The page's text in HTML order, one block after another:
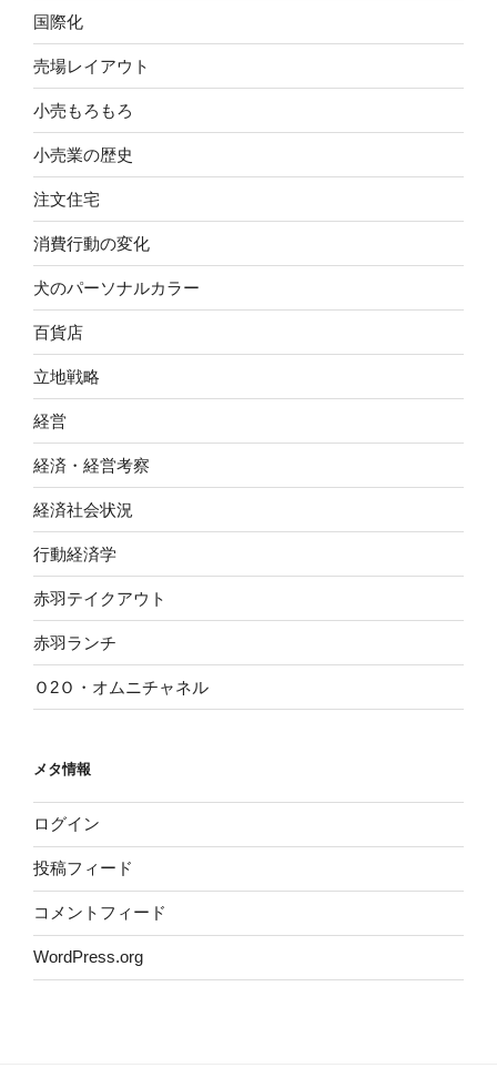
国際化
売場レイアウト
小売もろもろ
小売業の歴史
注文住宅
消費行動の変化
犬のパーソナルカラー
百貨店
立地戦略
経営
経済・経営考察
経済社会状況
行動経済学
赤羽テイクアウト
赤羽ランチ
Ｏ2Ｏ・オムニチャネル
メタ情報
ログイン
投稿フィード
コメントフィード
WordPress.org